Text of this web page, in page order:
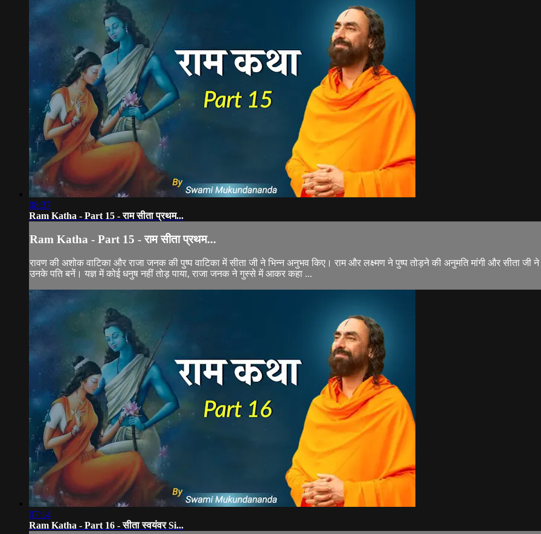
08:37
Ram Katha - Part 15 - राम सीता प्रथम...
Ram Katha - Part 15 - राम सीता प्रथम...
रावण की अशोक वाटिका और राजा जनक की पुष्प वाटिका में सीता जी ने भिन्न अनुभव किए। राम और लक्ष्मण ने पुष्प तोड़ने की अनुमति मांगी और सीता जी ने
उनके पति बनें। यज्ञ में कोई धनुष नहीं तोड़ पाया, राजा जनक ने गुस्से में आकर कहा ...
07:14
Ram Katha - Part 16 - सीता स्वयंवर Si...